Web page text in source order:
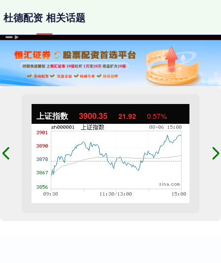
上证指数 3900.35 21.92 0.57%
杜德配资 相关话题